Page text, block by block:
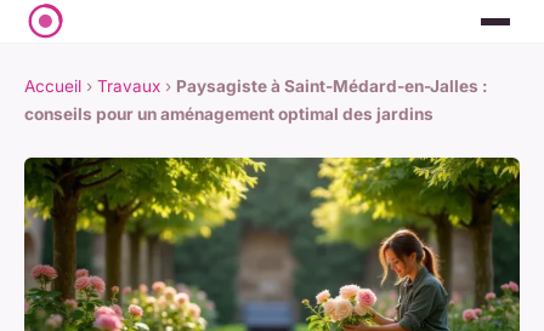
Accueil › Travaux › Paysagiste à Saint-Médard-en-Jalles :
conseils pour un aménagement optimal des jardins